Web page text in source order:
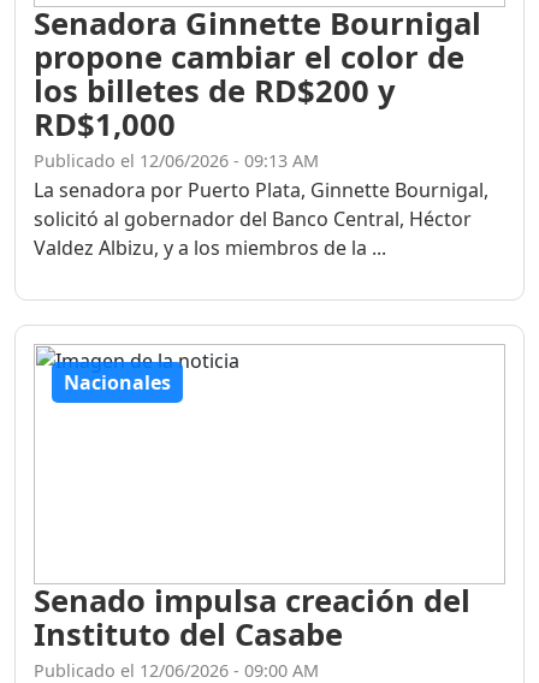
Senadora Ginnette Bournigal
propone cambiar el color de
los billetes de RD$200 y
RD$1,000
Publicado el 12/06/2026 - 09:13 AM
La senadora por Puerto Plata, Ginnette Bournigal,
solicitó al gobernador del Banco Central, Héctor
Valdez Albizu, y a los miembros de la ...
Nacionales
Senado impulsa creación del
Instituto del Casabe
Publicado el 12/06/2026 - 09:00 AM